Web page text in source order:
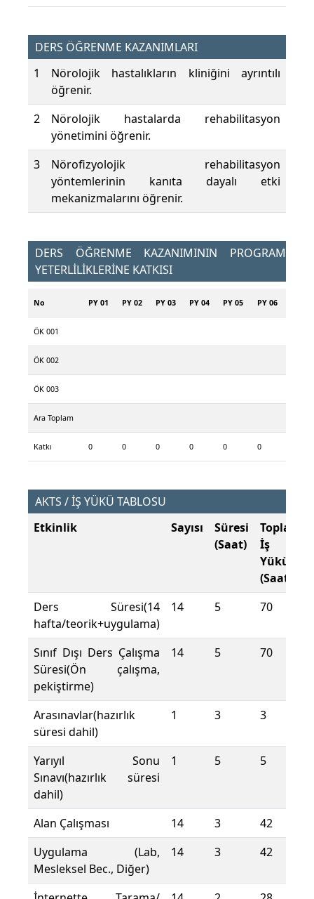
DERS ÖĞRENME KAZANIMLARI
1
Nörolojik hastalıkların kliniğini ayrıntılı
öğrenir.
2
Nörolojik hastalarda rehabilitasyon
yönetimini öğrenir.
3
Nörofizyolojik rehabilitasyon
yöntemlerinin kanıta dayalı etki
mekanizmalarını öğrenir.
DERS ÖĞRENME KAZANIMININ PROGRAM
YETERLİLİKLERİNE KATKISI
No PY 01 PY 02 PY 03 PY 04 PY 05 PY 06
ÖK 001
ÖK 002
ÖK 003
Ara Toplam
Katkı 0 0 0 0 0 0
AKTS / İŞ YÜKÜ TABLOSU
Etkinlik
Sayısı
Süresi
(Saat)
Toplam
İş
Yükü
(Saat)
Ders Süresi(14
hafta/teorik+uygulama)
14 5 70
Sınıf Dışı Ders Çalışma
Süresi(Ön çalışma,
pekiştirme)
14 5 70
Arasınavlar(hazırlık
süresi dahil)
1 3 3
Yarıyıl Sonu
Sınavı(hazırlık süresi
dahil)
1 5 5
Alan Çalışması 14 3
42
Uygulama (Lab,
Mesleksel Bec., Diğer)
14 3 42